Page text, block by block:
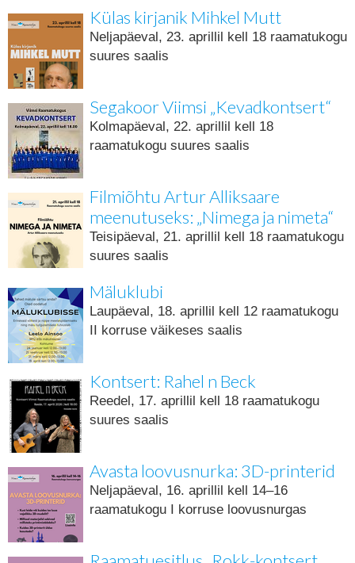
Külas kirjanik Mihkel Mutt
Neljapäeval, 23. aprillil kell 18 raamatukogu
suures saalis
Segakoor Viimsi „Kevadkontsert“
Kolmapäeval, 22. aprillil kell 18
raamatukogu suures saalis
Filmiõhtu Artur Alliksaare
meenutuseks: „Nimega ja nimeta“
Teisipäeval, 21. aprillil kell 18 raamatukogu
suures saalis
Mäluklubi
Laupäeval, 18. aprillil kell 12 raamatukogu
II korruse väikeses saalis
Kontsert: Rahel n Beck
Reedel, 17. aprillil kell 18 raamatukogu
suures saalis
Avasta loovusnurka: 3D-printerid
Neljapäeval, 16. aprillil kell 14–16
raamatukogu I korruse loovusnurgas